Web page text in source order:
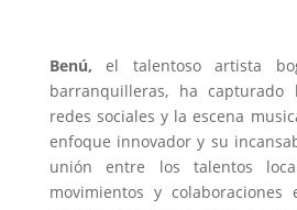
Benú, el talentoso artista
barranquilleras, ha
redes sociales y la escena
enfoque innovador y su
unión entre los talentos
movimientos y colaboraciones